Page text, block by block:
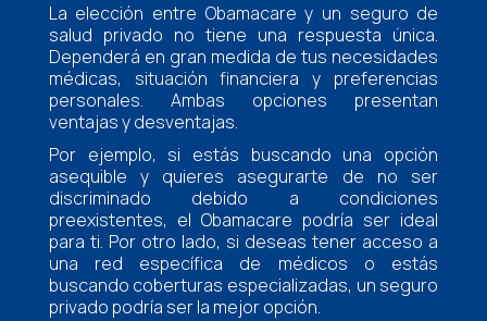
La elección entre Obamacare y un seguro de
salud privado no tiene una respuesta única.
Dependerá en gran medida de tus necesidades
médicas, situación financiera y preferencias
personales. Ambas opciones presentan
ventajas y desventajas.
Por ejemplo, si estás buscando una opción
asequible y quieres asegurarte de no ser
discriminado debido a condiciones
preexistentes, el Obamacare podría ser ideal
para ti. Por otro lado, si deseas tener acceso a
una red específica de médicos o estás
buscando coberturas especializadas, un seguro
privado podría ser la mejor opción.